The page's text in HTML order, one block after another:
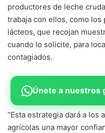
productores de leche
trabaja con ellos, como
lácteos, que recojan
cuando lo solicite, para
contagiados.
Únete a nuestros
“Esta estrategia dará a los
agrícolas una mayor